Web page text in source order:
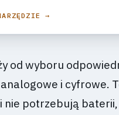
→
od wyboru
i cyfrowe.
nie potrzebują